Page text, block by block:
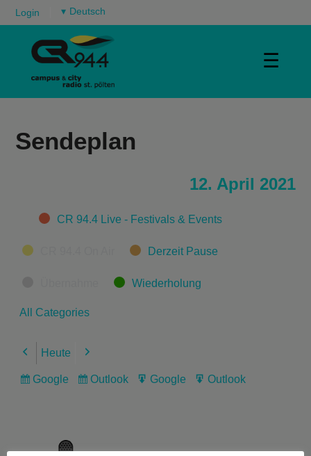
Login ▾
☰
Sendeplan
12. April 2021
CategoriesCR 94.4 Live - Festivals & Events
Derzeit Pause
Wiederholung
All Categories
Previous
Heute Next
Subscribe
Google
Subscribe
Outlook
Export
Google
Export
Outlook